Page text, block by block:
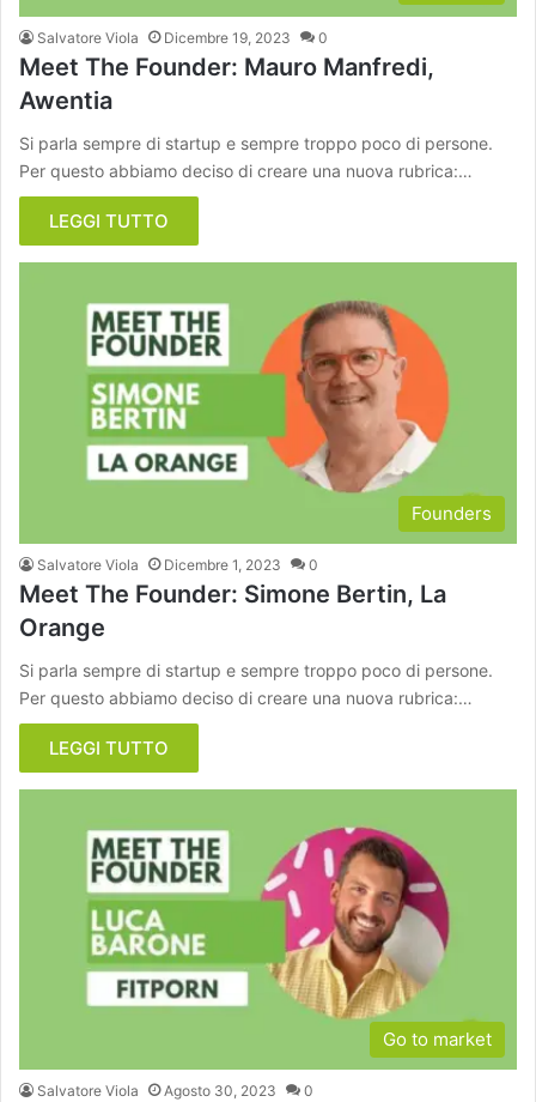
Salvatore Viola Dicembre 19, 2023 0
Meet The Founder: Mauro Manfredi,
Awentia
Si parla sempre di startup e sempre troppo poco di persone.
Per questo abbiamo deciso di creare una nuova rubrica:…
LEGGI TUTTO
Founders
Salvatore Viola Dicembre 1, 2023 0
Meet The Founder: Simone Bertin, La
Orange
Si parla sempre di startup e sempre troppo poco di persone.
Per questo abbiamo deciso di creare una nuova rubrica:…
LEGGI TUTTO
Go to market
Salvatore Viola Agosto 30, 2023 0